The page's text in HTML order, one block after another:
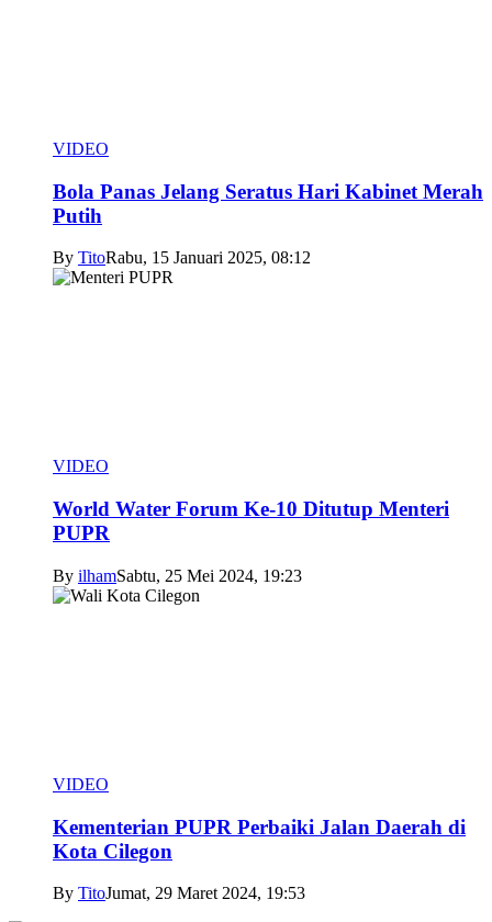
VIDEO
Bola Panas Jelang Seratus Hari Kabinet Merah
Putih
By TitoRabu, 15 Januari 2025, 08:12
VIDEO
World Water Forum Ke-10 Ditutup Menteri
PUPR
By ilhamSabtu, 25 Mei 2024, 19:23
VIDEO
Kementerian PUPR Perbaiki Jalan Daerah di
Kota Cilegon
By TitoJumat, 29 Maret 2024, 19:53